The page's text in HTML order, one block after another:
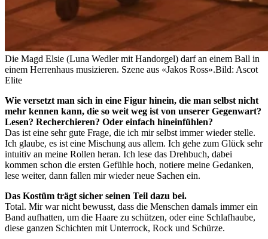
Die Magd Elsie (Luna Wedler mit Handorgel) darf an einem Ball in
einem Herrenhaus musizieren. Szene aus «Jakos Ross».Bild: Ascot
Elite
Wie versetzt man sich in eine Figur hinein, die man selbst nicht
mehr kennen kann, die so weit weg ist von unserer Gegenwart?
Lesen? Recherchieren? Oder einfach hineinfühlen?
Das ist eine sehr gute Frage, die ich mir selbst immer wieder stelle.
Ich glaube, es ist eine Mischung aus allem. Ich gehe zum Glück sehr
intuitiv an meine Rollen heran. Ich lese das Drehbuch, dabei
kommen schon die ersten Gefühle hoch, notiere meine Gedanken,
lese weiter, dann fallen mir wieder neue Sachen ein.
Das Kostüm trägt sicher seinen Teil dazu bei.
Total. Mir war nicht bewusst, dass die Menschen damals immer ein
Band aufhatten, um die Haare zu schützen, oder eine Schlafhaube,
diese ganzen Schichten mit Unterrock, Rock und Schürze.